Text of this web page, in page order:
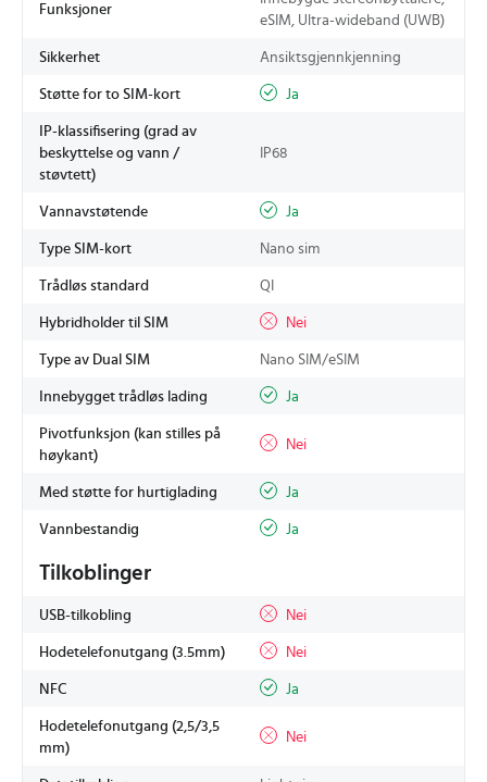
Funksjoner
eSIM, Ultra-wideband (UWB)
Sikkerhet Ansiktsgjennkjenning
Støtte for to SIM-kort Ja
IP-klassifisering (grad av
beskyttelse og vann /
støvtett)
IP68
Vannavstøtende Ja
Type SIM-kort Nano sim
Trådløs standard QI
Hybridholder til SIM Nei
Type av Dual SIM Nano SIM/eSIM
Innebygget trådløs lading Ja
Pivotfunksjon (kan stilles på
høykant)
Nei
Med støtte for hurtiglading Ja
Vannbestandig Ja
Tilkoblinger
USB-tilkobling Nei
Hodetelefonutgang (3.5mm) Nei
NFC Ja
Hodetelefonutgang (2,5/3,5
mm)
Nei